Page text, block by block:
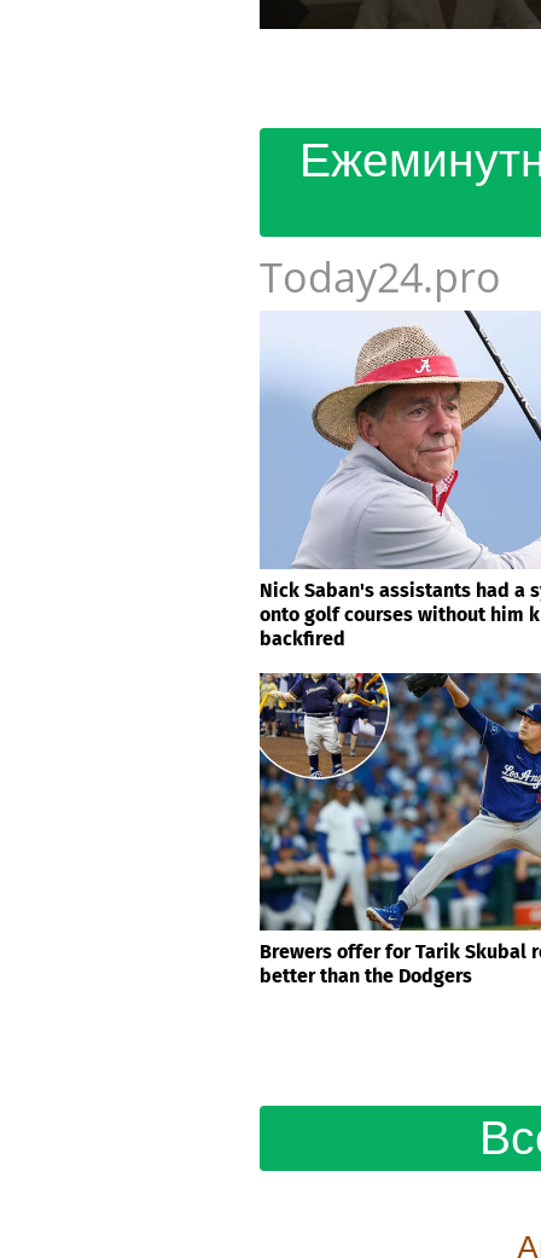
Today24.pro
Nick Saban's assistants had a
onto golf courses without him
backfired
Brewers offer for Tarik Skubal
better than the Dodgers